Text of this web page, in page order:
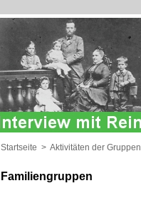
Startseite > Aktivitäten der Gruppen
Familiengruppen